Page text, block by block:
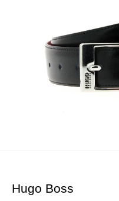
Hugo Boss